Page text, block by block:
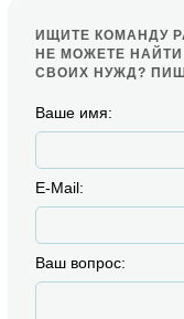
ИЩИТЕ КОМАНДУ
НЕ МОЖЕТЕ
СВОИХ НУЖД?
Ваше имя:
E-Mail:
Ваш вопрос: